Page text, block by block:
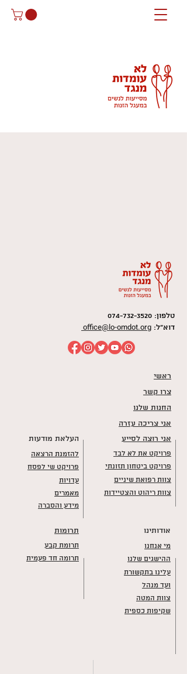
טלפון: 074-732-3520
דוא"ל: office@lo-omdot.org
ראשי
צרו קשר
החנות שלנו
אני צריכה עזרה
העלאת מודעות
להזמנת הרצאה
פרויקט שי לפסח
עדויות
מאמרים
מידע והסברה
אני רוצה לסייע
פרויקט את לא לבד
פרויקט ביטחון תזונתי
צוות רפואת שיניים
צוות ריהוט והצטיידות
תרומות
תרומת קבע
תרומה חד פעמית
אודותינו
מי אנחנו
ההישגים שלנו
עלינו בתקשורת
ועד מנהל
צוות המטה
שקיפות כספית